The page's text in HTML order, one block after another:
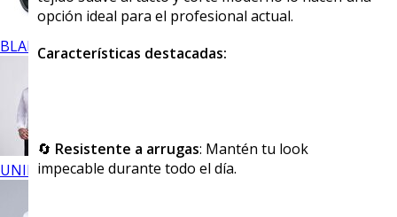
BLANCOS
UNIFORMES
opción ideal para el profesional actual.
Características destacadas:
🔄 Resistente a arrugas: Mantén tu look
impecable durante todo el día.